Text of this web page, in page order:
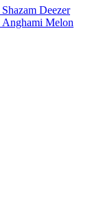
Shazam Deezer
Anghami Melon